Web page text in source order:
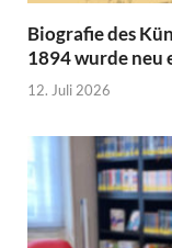
Biografie des
1894 wurde neu
12. Juli 2026